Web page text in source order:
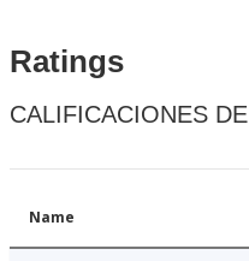
Ratings
CALIFICACIONES
Name